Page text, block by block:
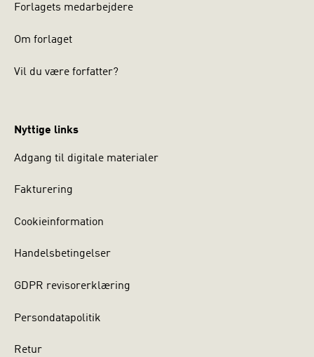
Forlagets medarbejdere
Om forlaget
Vil du være forfatter?
Nyttige links
Adgang til digitale materialer
Fakturering
Cookieinformation
Handelsbetingelser
GDPR revisorerklæring
Persondatapolitik
Retur